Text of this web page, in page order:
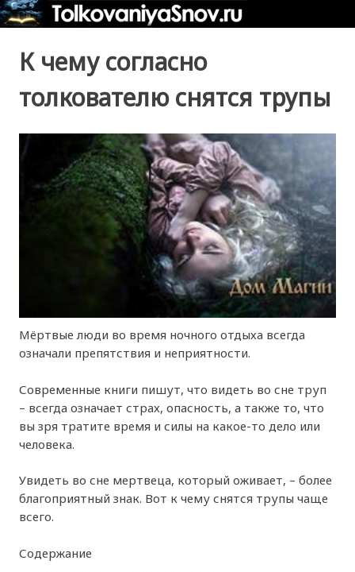
К чему согласно
толкователю снятся трупы
Мёртвые люди во время ночного отдыха всегда
означали препятствия и неприятности.
Современные книги пишут, что видеть во сне труп
– всегда означает страх, опасность, а также то, что
вы зря тратите время и силы на какое-то дело или
человека.
Увидеть во сне мертвеца, который оживает, – более
благоприятный знак. Вот к чему снятся трупы чаще
всего.
Содержание